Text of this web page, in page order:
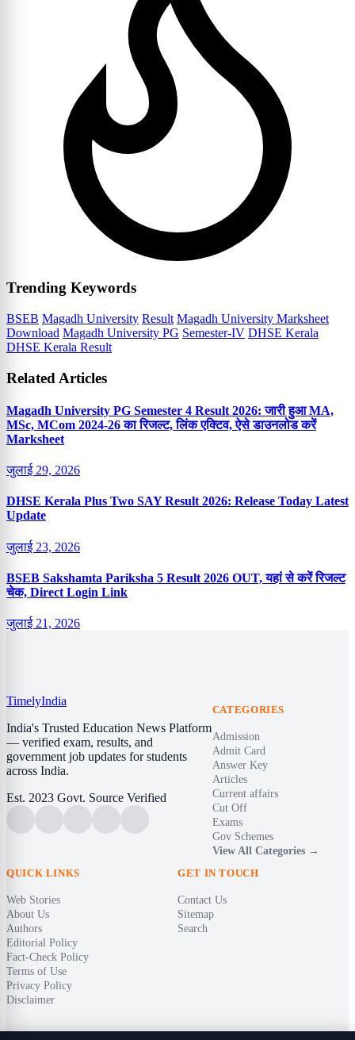
Trending Keywords
BSEB Magadh University Result Magadh University Marksheet
Download Magadh University PG Semester-IV DHSE Kerala
DHSE Kerala Result
Related Articles
Magadh University PG Semester 4 Result 2026: जारी हुआ MA,
MSc, MCom 2024-26 का रिजल्ट, लिंक एक्टिव, ऐसे डाउनलोड करें
Marksheet
जुलाई 29, 2026
DHSE Kerala Plus Two SAY Result 2026: Release Today Latest
Update
जुलाई 23, 2026
BSEB Sakshamta Pariksha 5 Result 2026 OUT, यहां से करें रिजल्ट
चेक, Direct Login Link
जुलाई 21, 2026
TimelyIndia
India's Trusted Education News Platform
— verified exam, results, and
government job updates for students
across India.
Est. 2023 Govt. Source Verified
CATEGORIES
Admission
Admit Card
Answer Key
Articles
Current affairs
Cut Off
Exams
Gov Schemes
View All Categories →
QUICK LINKS
Web Stories
About Us
Authors
Editorial Policy
Fact-Check Policy
Terms of Use
Privacy Policy
Disclaimer
GET IN TOUCH
Contact Us
Sitemap
Search